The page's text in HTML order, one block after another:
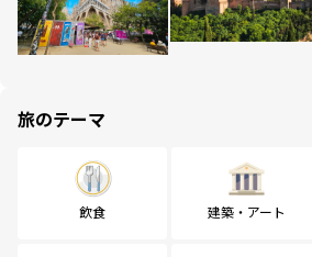
旅のテーマ
飲食 建築・アート